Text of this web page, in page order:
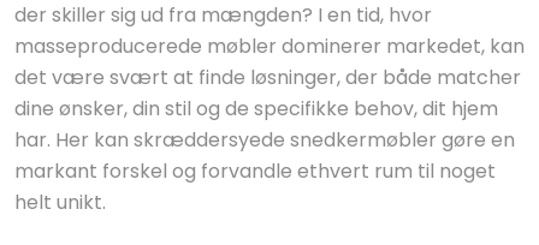
der skiller sig ud fra mængden? I en tid, hvor
masseproducerede møbler dominerer markedet, kan
det være svært at finde løsninger, der både matcher
dine ønsker, din stil og de specifikke behov, dit hjem
har. Her kan skræddersyede snedkermøbler gøre en
markant forskel og forvandle ethvert rum til noget
helt unikt.